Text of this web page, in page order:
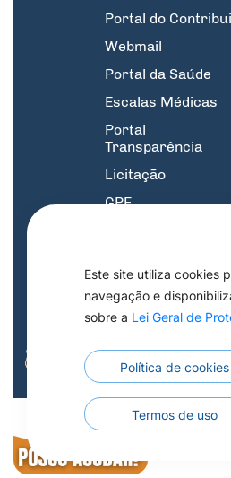
Portal do
Webmail
Portal da Saúde
Escalas Médicas
Portal
Transparência
Licitação
GPE
SIC
Link Central de
Estoque de
Domicílio Eletrônico
Todos
Todos os
X
Este site utiliza cookies
navegação e
sobre a Lei Geral de
Política de cookies
Termos de uso